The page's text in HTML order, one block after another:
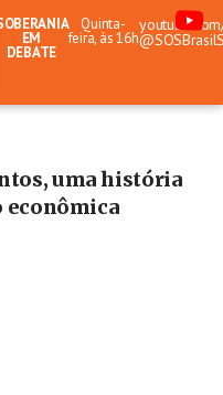
EM
DEBATE
Quinta-
feira, às 16h
uma história
econômica